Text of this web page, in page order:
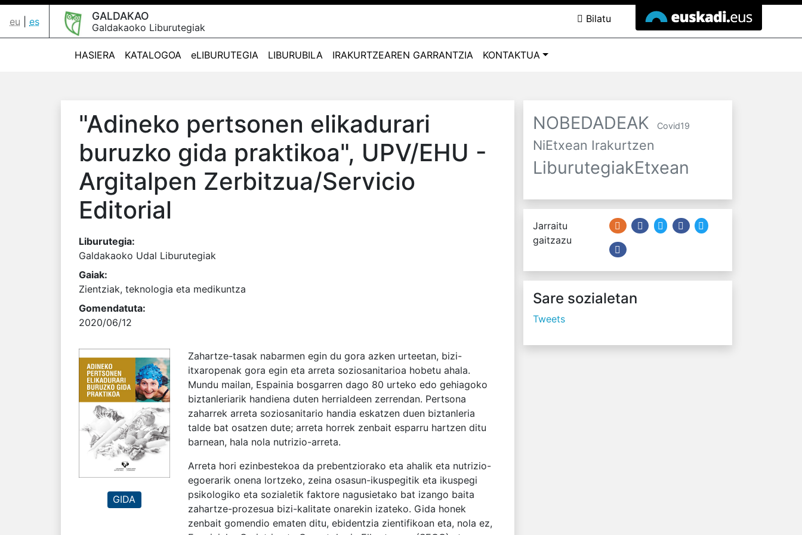
eu es GALDAKAO
Galdakaoko Liburutegiak
Bilatu
HASIERA KATALOGOA eLIBURUTEGIA LIBURUBILA IRAKURTZEAREN GARRANTZIA KONTAKTUA
"Adineko pertsonen elikadurari
buruzko gida praktikoa", UPV/EHU -
Argitalpen Zerbitzua/Servicio
Editorial
Liburutegia:
Galdakaoko Udal Liburutegiak
Gaiak:
Zientziak, teknologia eta medikuntza
Gomendatuta:
2020/06/12
GIDA
Zahartze-tasak nabarmen egin du gora azken urteetan, bizi-
itxaropenak gora egin eta arreta soziosanitarioa hobetu ahala.
Mundu mailan, Espainia bosgarren dago 80 urteko edo gehiagoko
biztanleriarik handiena duten herrialdeen zerrendan. Pertsona
zaharrek arreta soziosanitario handia eskatzen duen biztanleria
talde bat osatzen dute; arreta horrek zenbait esparru hartzen ditu
barnean, hala nola nutrizio-arreta.
Arreta hori ezinbestekoa da prebentziorako eta ahalik eta nutrizio-
egoerarik onena lortzeko, zeina osasun-ikuspegitik eta ikuspegi
psikologiko eta sozialetik faktore nagusietako bat izango baita
zahartze-prozesua bizi-kalitate onarekin izateko. Gida honek
zenbait gomendio ematen ditu, ebidentzia zientifikoan eta, nola ez,
NOBEDADEAK Covid19
NiEtxean Irakurtzen
LiburutegiakEtxean
Jarraitu
gaitzazu
Sare sozialetan
Tweets